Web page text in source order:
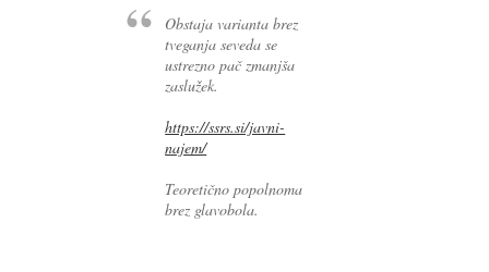
Obstaja varianta brez
tveganja seveda se
ustrezno pač zmanjša
zaslužek.
https://ssrs.si/javni-
najem/
Teoretično popolnoma
brez glavobola.